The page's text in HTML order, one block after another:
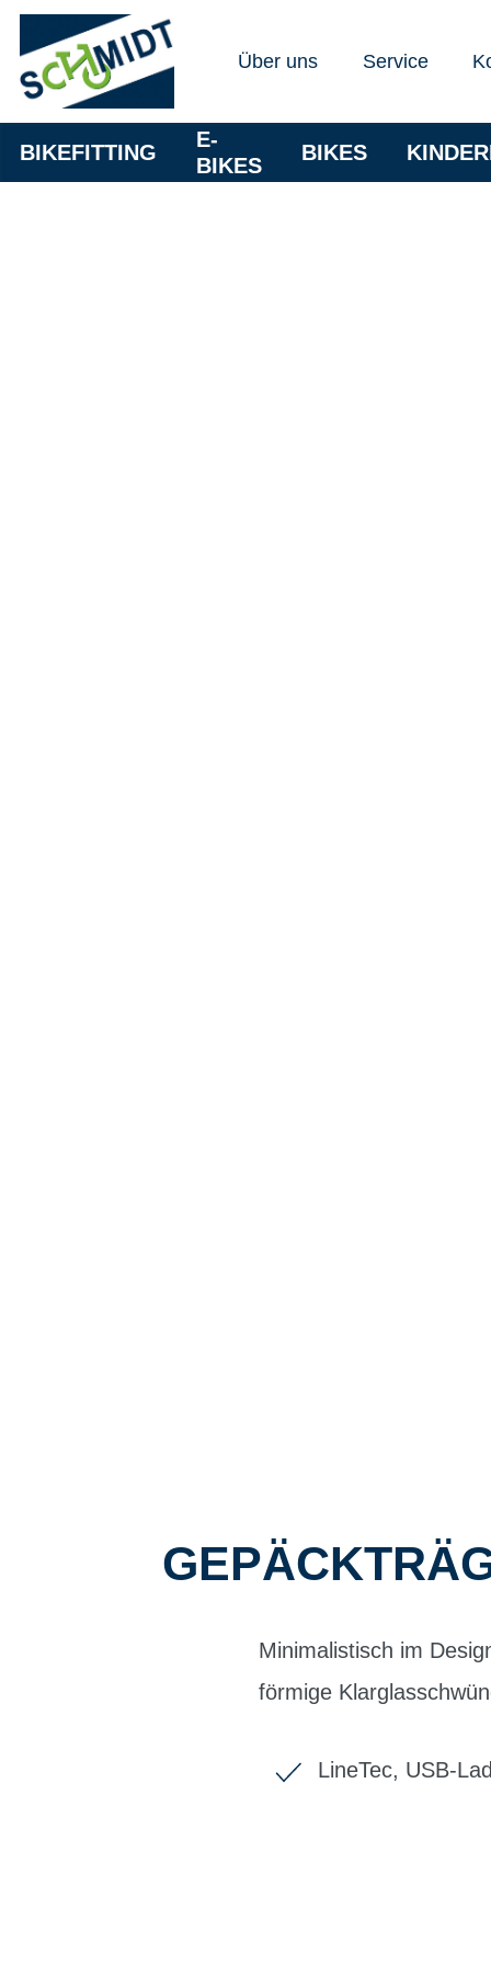
Über uns Service
BIKEFITTING
E-
BIKES
BIKES
Minimalistisch im
förmige
LineTec, USB-